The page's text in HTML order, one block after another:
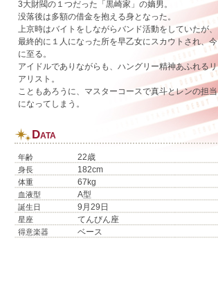
3大財閥の１つだった「黒崎家」の嫡男。
没落後は多額の借金を抱える身となった。
上京時はバイトをしながらバンド活動をしていたが、
最終的に１人になった所を早乙女にスカウトされ、今
に至る。
アイドルでありながらも、ハングリー精神あふれるリ
アリスト。
こともあろうに、マスターコースで真斗とレンの担当
になってしまう。
DATA
年齢 22歳
身長 182cm
体重 67kg
血液型 A型
誕生日 9月29日
星座 てんびん座
得意楽器 ベース